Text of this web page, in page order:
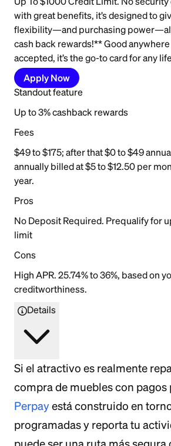
with great benefits, it’s designed to
flexibility—and purchasing
cash back rewards!** Good
accepted, it’s the go-to card for any
Apply Now
Standout feature
Up to 3% cashback rewards
Fees
$49 to $175; after that $0 to $49
annually billed at $5 to $12.50 per
year.
Pros
No Deposit Required. Prequalify for
limit
Cons
High APR. 25.74% to 36%, based on
creditworthiness.
Details
Si el atractivo es realmente
compra de muebles con pagos
Perpayestá construido en
programadas y reporta tu